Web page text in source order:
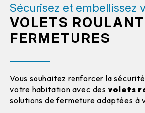
Sécurisez et embellissez
VOLETS
FERMETURES
Vous souhaitez renforcer la
votre habitation avec des volets
solutions de fermeture adaptées à